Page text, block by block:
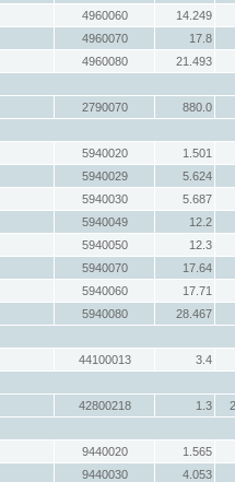
4960060
14.249
4960070
17.8
4960080
21.493
2790070
880.0
5940020
1.501
5940029
5.624
5940030
5.687
5940049
12.2
5940050
12.3
5940070
17.64
5940060
17.71
5940080
28.467
44100013
3.4
42800218 1.3
9440020
1.565
9440030
4.053